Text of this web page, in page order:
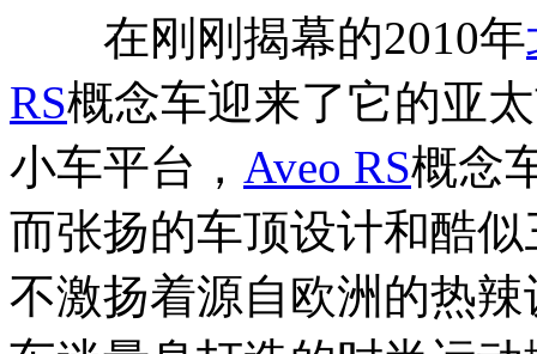
在刚刚揭幕的2010年
RS概念车迎来了它的亚
小车平台， Aveo RS概念
而张扬的车顶设计和酷
不激扬着源自欧洲的热